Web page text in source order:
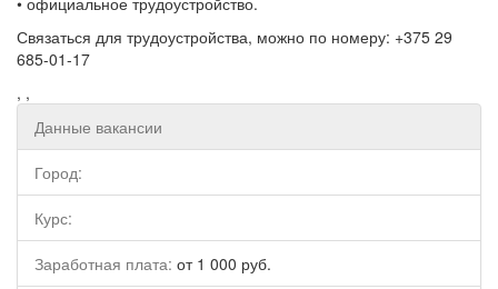
Связаться для трудоустройства, можно по номеру: +375 29
685-01-17
, ,
Данные вакансии
Город:
Курс:
Заработная плата: от 1 000 руб.